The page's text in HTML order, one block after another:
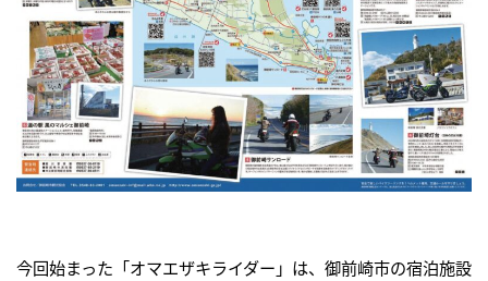
今回始まった「オマエザキライダー」は、御前崎市の宿泊施設